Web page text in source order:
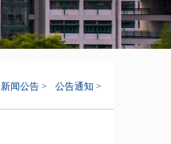
公告通知 >
新闻公告 >